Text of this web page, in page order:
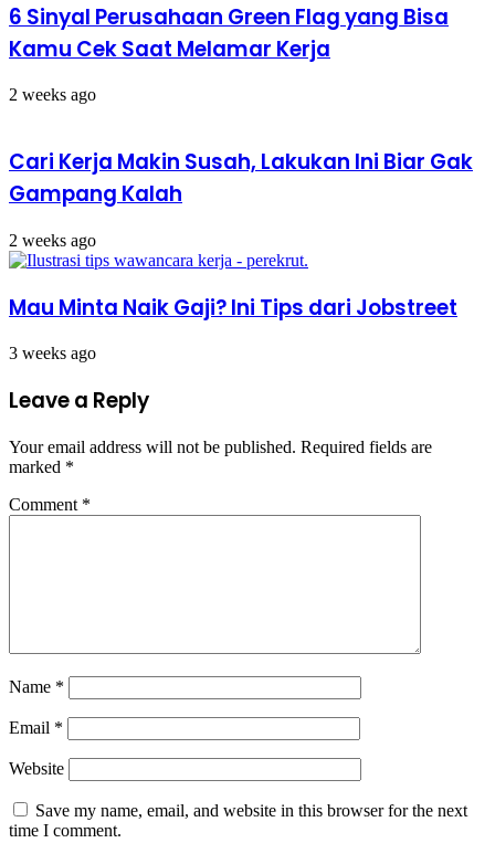
6 Sinyal Perusahaan Green Flag yang Bisa
Kamu Cek Saat Melamar Kerja
2 weeks ago
Cari Kerja Makin Susah, Lakukan Ini Biar Gak
Gampang Kalah
2 weeks ago
Mau Minta Naik Gaji? Ini Tips dari Jobstreet
3 weeks ago
Leave a Reply
Your email address will not be published. Required fields are
marked *
Comment *
Name *
Email *
Website
Save my name, email, and website in this browser for the next
time I comment.